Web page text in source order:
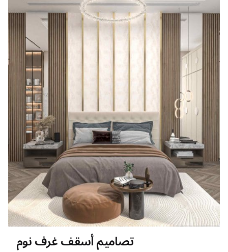
تصاميم أسقف غرف نوم